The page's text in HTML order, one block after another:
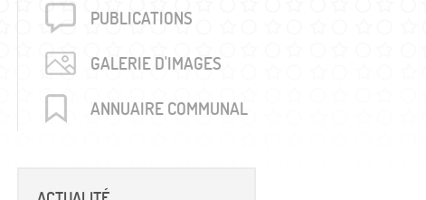
jounalière dégriffée commune
locales
PUBLICA­TIONS
GALERIE D'IMAGES
ANNUAIRE COMMUNAL